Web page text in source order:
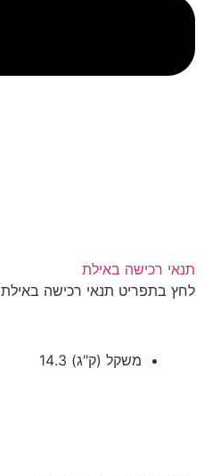
תנאי רכישה באילת
לחץ בתפריט תנאי רכישה באילת
משקל (ק"ג) 14.3